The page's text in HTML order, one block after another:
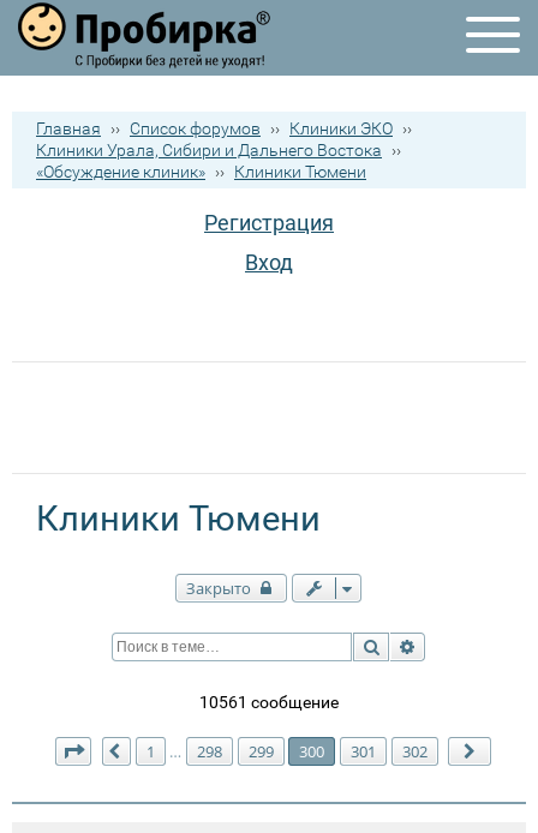
Главная ›› Список форумов ›› Клиники ЭКО ››
Клиники Урала, Сибири и Дальнего Востока
››
«Обсуждение клиник» ›› Клиники Тюмени
Регистрация
Вход
Клиники Тюмени
Закрыто
Поиск
10561 сообщение
Страница 300 из302
Пред.
1 … 298 299 300 301 302